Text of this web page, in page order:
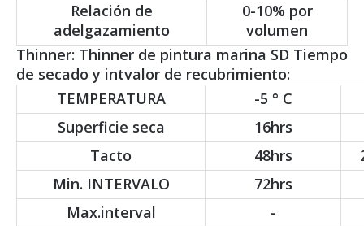
Relación de
adelgazamiento
0-10% por
volumen
Thinner: Thinner de pintura marina SD Tiempo
de secado y intvalor de recubrimiento:
TEMPERATURA
-5 ° C
Superficie seca
16hrs
Tacto
48hrs
Min. INTERVALO
72hrs
Max.interval
-